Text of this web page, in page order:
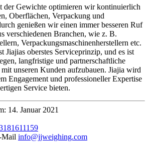
der Gewichte optimieren wir kontinuierlich
Oberflächen, Verpackung und
genießen wir einen immer besseren Ruf
verschiedenen Branchen, wie z. B.
Verpackungsmaschinenherstellern etc.
Jiajias oberstes Serviceprinzip, und es ist
langfristige und partnerschaftliche
unseren Kunden aufzubauen. Jiajia wird
Engagement und professioneller Expertise
Service bieten.
14. Januar 2021
Mail info@jjweighing.com